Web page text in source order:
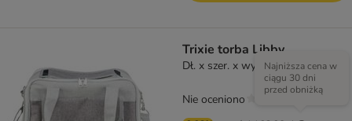
Trixie torba Libby
Dł. x szer. x wys.: 42 x 27 x 25 cm
Najniższa cena w
ciągu 30 dni
przed obniżką
Nie oceniono